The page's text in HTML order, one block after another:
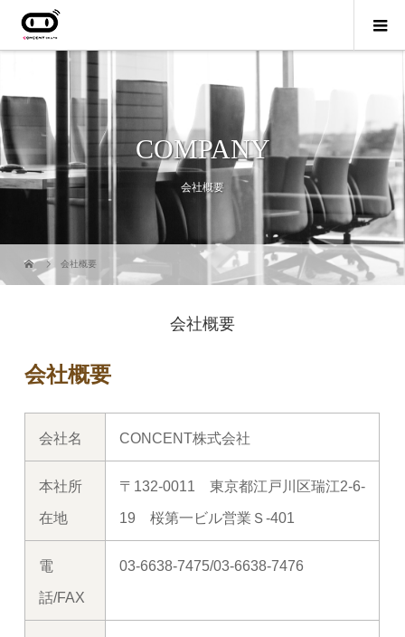
COMPANY
会社概要
会社概要
会社概要
会社概要
会社名 CONCENT株式会社
本社所
在地
〒132-0011 東京都江戸川区瑞江2-6-
19 桜第一ビル営業Ｓ-401
電
話/FAX
03-6638-7475/03-6638-7476